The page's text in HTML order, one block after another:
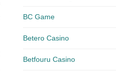
BC Game
Betero Casino
Betfouru Casino